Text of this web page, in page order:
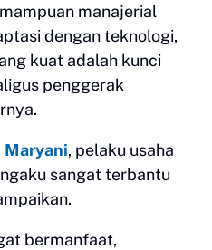
manajerial
dengan teknologi,
kuat adalah kunci
penggerak
Maryani, pelaku usaha
sangat terbantu
bermanfaat,